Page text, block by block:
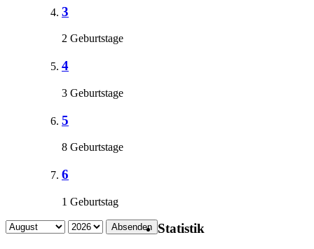
3
2 Geburtstage
4
3 Geburtstage
5
8 Geburtstage
6
1 Geburtstag
Absenden Statistik